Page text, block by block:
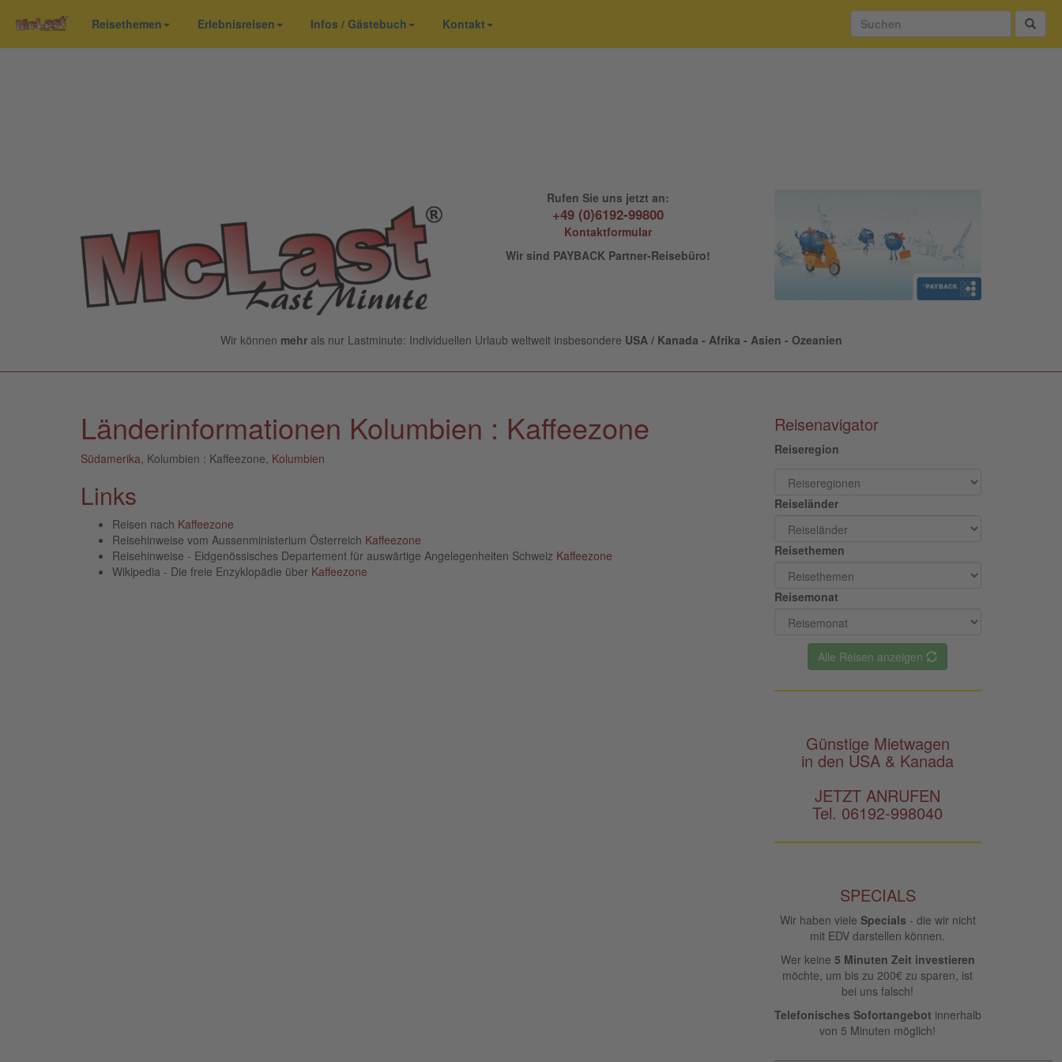
Rufen Sie uns jetzt an:
+49 (0)6192-99800
Kontaktformular
Wir sind PAYBACK Partner-Reisebüro!
Wir können mehrals nur Lastminute: Individuellen Urlaub weltweit insbesondere USA / Kanada - Afrika - Asien - Ozeanien
Reisethemen Erlebnisreisen Infos / Gästebuch Kontakt
Länderinformationen Kolumbien : Kaffeezone
Südamerika , Kolumbien : Kaffeezone, Kolumbien
Links
Reisen nach Kaffeezone
Reisehinweise vom Aussenministerium Österreich Kaffeezone
Reisehinweise - Eidgenössisches Departement für auswärtige Angelegenheiten Schweiz Kaffeezone
Wikipedia - Die freie Enzyklopädie über Kaffeezone
Reisenavigator
Reiseregion
Reiseländer
Reisethemen
Reisemonat
Alle Reisen anzeigen
Günstige Mietwagen
in den USA & Kanada
JETZT ANRUFEN
Tel. 06192-998040
SPECIALS
Wir haben viele Specials - die wir nicht
mit EDV darstellen können.
Wer keine 5 Minuten Zeit investieren
möchte, um bis zu 200€ zu sparen, ist
bei uns falsch!
Telefonisches Sofortangebot innerhalb
von 5 Minuten möglich!